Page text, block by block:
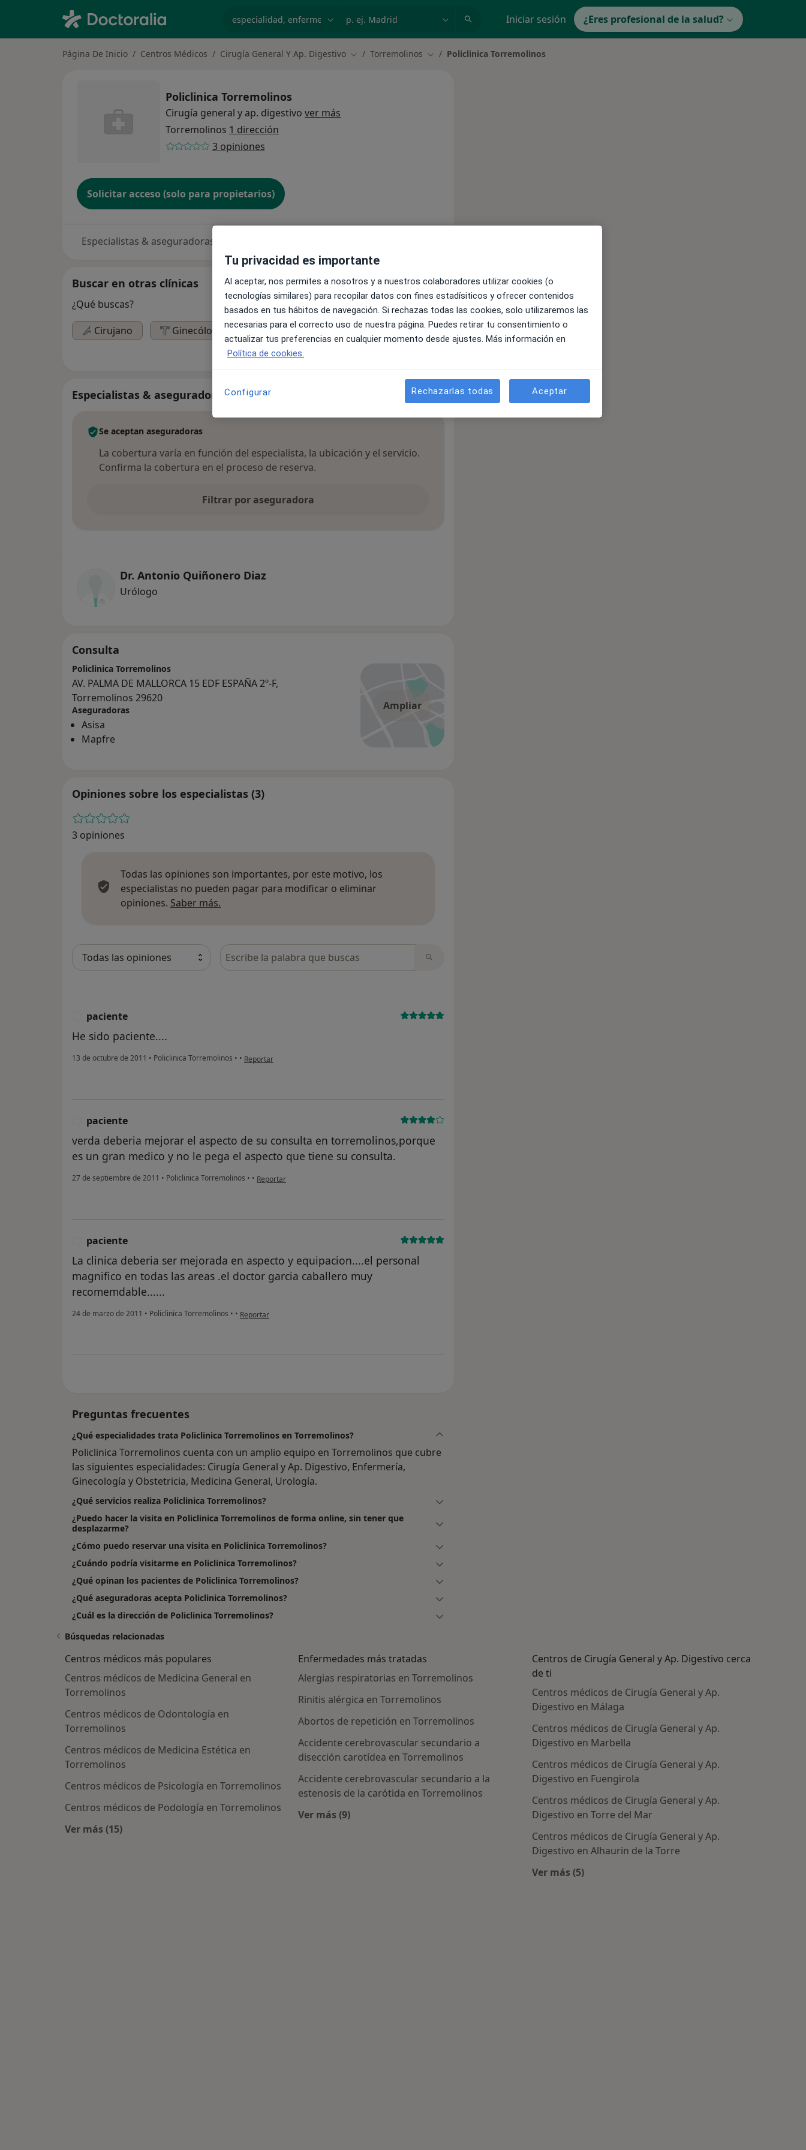
Iniciar sesión ¿Eres profesional de la salud?
Página De Inicio Centros Médicos Cirugía General Y Ap. Digestivo Cambiar de ciudad
Torremolinos Cambiar de ciudad
Policlinica Torremolinos
Policlinica Torremolinos
Cirugía general y ap. digestivo ver más
Torremolinos 1 dirección
3 opiniones
Solicitar acceso (solo para propietarios)
Especialistas & aseguradoras
Buscar en otras clínicas
¿Qué buscas?
Cirujano
Ginecólogo
Urólogo
Especialistas & aseguradoras
Se aceptan aseguradoras
La cobertura varía en función del especialista, la ubicación y el servicio.
Confirma la cobertura en el proceso de reserva.
Filtrar por aseguradora
Dr. Antonio Quiñonero Diaz
Urólogo
Consulta
Ampliar
Policlinica Torremolinos
AV. PALMA DE MALLORCA 15 EDF ESPAÑA 2º-F,
Torremolinos 29620
Aseguradoras
Asisa
Mapfre
Opiniones sobre los especialistas (3)
3 opiniones
Todas las opiniones son importantes, por este motivo, los
especialistas no pueden pagar para modificar o eliminar
opiniones. Saber más.
Busca en opiniones
paciente
He sido paciente....
13 de octubre de 2011 • Policlinica Torremolinos • • en opinión del usuario paciente
Reportar
paciente
verda deberia mejorar el aspecto de su consulta en torremolinos,porque
es un gran medico y no le pega el aspecto que tiene su consulta.
27 de septiembre de 2011 • Policlinica Torremolinos • • en opinión del usuario paciente
Reportar
paciente
La clinica deberia ser mejorada en aspecto y equipacion....el personal
magnifico en todas las areas .el doctor garcia caballero muy
recomemdable......
24 de marzo de 2011 • Policlinica Torremolinos • • en opinión del usuario paciente
Reportar
Preguntas frecuentes
¿Qué especialidades trata Policlinica Torremolinos en Torremolinos?
Policlinica Torremolinos cuenta con un amplio equipo en Torremolinos que cubre
las siguientes especialidades: Cirugía General y Ap. Digestivo, Enfermería,
Ginecología y Obstetricia, Medicina General, Urología.
¿Qué servicios realiza Policlinica Torremolinos?
¿Puedo hacer la visita en Policlinica Torremolinos de forma online, sin tener que
desplazarme?
¿Cómo puedo reservar una visita en Policlinica Torremolinos?
¿Cuándo podría visitarme en Policlinica Torremolinos?
¿Qué opinan los pacientes de Policlinica Torremolinos?
¿Qué aseguradoras acepta Policlinica Torremolinos?
¿Cuál es la dirección de Policlinica Torremolinos?
Búsquedas relacionadas
Centros médicos más populares
Centros médicos de Medicina General en
Torremolinos
Centros médicos de Odontología en
Torremolinos
Centros médicos de Medicina Estética en
Torremolinos
Centros médicos de Psicología en Torremolinos
Centros médicos de Podología en Torremolinos
Ver más (15)
Enfermedades más tratadas
Alergias respiratorias en Torremolinos
Rinitis alérgica en Torremolinos
Abortos de repetición en Torremolinos
Accidente cerebrovascular secundario a
disección carotídea en Torremolinos
Accidente cerebrovascular secundario a la
estenosis de la carótida en Torremolinos
Ver más (9)
Centros de Cirugía General y Ap. Digestivo cerca
de ti
Centros médicos de Cirugía General y Ap.
Digestivo en Málaga
Centros médicos de Cirugía General y Ap.
Digestivo en Marbella
Centros médicos de Cirugía General y Ap.
Digestivo en Fuengirola
Centros médicos de Cirugía General y Ap.
Digestivo en Torre del Mar
Centros médicos de Cirugía General y Ap.
Digestivo en Alhaurin de la Torre
Ver más (5)
Tu privacidad es importante
Al aceptar, nos permites a nosotros y a nuestros colaboradores utilizar cookies (o
tecnologías similares) para recopilar datos con fines estadísiticos y ofrecer contenidos
basados en tus hábitos de navegación. Si rechazas todas las cookies, solo utilizaremos las
necesarias para el correcto uso de nuestra página. Puedes retirar tu consentimiento o
actualizar tus preferencias en cualquier momento desde ajustes. Más información en
Política de cookies.
Configurar Rechazarlas todas Aceptar